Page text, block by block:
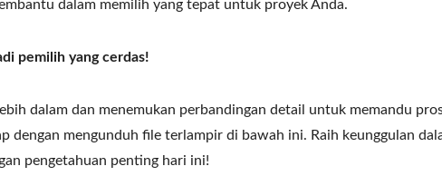
dalam memilih yang tepat untuk proyek Anda.
pemilih yang cerdas!
dalam dan menemukan perbandingan detail untuk memandu
dengan mengunduh file terlampir di bawah ini. Raih keunggulan
pengetahuan penting hari ini!